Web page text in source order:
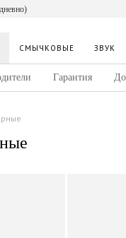
СМЫЧКОВЫЕ ЗВУК
Гарантия